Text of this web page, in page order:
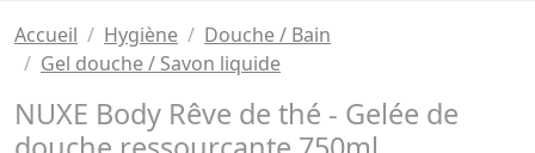
Accueil Hygiène
Douche / Bain
Gel douche / Savon liquide
NUXE Body Rêve de thé - Gelée de